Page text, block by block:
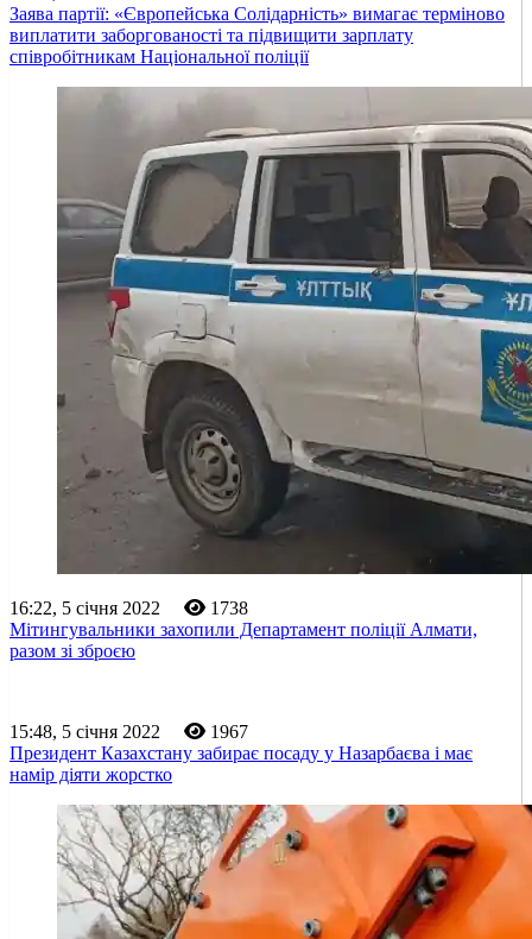
Заява партії: «Європейська Солідарність» вимагає терміново
виплатити заборгованості та підвищити зарплату
співробітникам Національної поліції
16:22, 5 січня 2022
1738
Мітингувальники захопили Департамент поліції Алмати,
разом зі зброєю
15:48, 5 січня 2022
1967
Президент Казахстану забирає посаду у Назарбаєва і має
намір діяти жорстко